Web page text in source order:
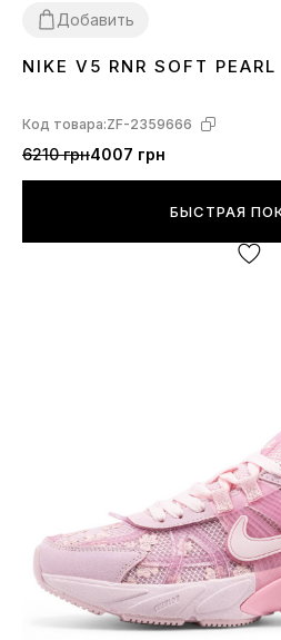
Добавить
3738 394041
NIKE V5 RNR SOFT
Код товара:ZF-2359666
6210 грн4007 грн
БЫСТРАЯ